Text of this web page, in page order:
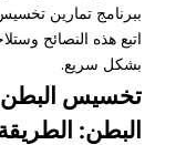
ببرنامج تمارين
اتبع هذه النصائح
بشكل سريع.
تخسيس البطن
البطن: